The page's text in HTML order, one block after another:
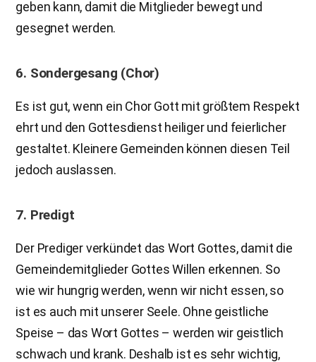
geben kann, damit die Mitglieder bewegt und
gesegnet werden.
6. Sondergesang (Chor)
Es ist gut, wenn ein Chor Gott mit größtem Respekt
ehrt und den Gottesdienst heiliger und feierlicher
gestaltet. Kleinere Gemeinden können diesen Teil
jedoch auslassen.
7. Predigt
Der Prediger verkündet das Wort Gottes, damit die
Gemeindemitglieder Gottes Willen erkennen. So
wie wir hungrig werden, wenn wir nicht essen, so
ist es auch mit unserer Seele. Ohne geistliche
Speise – das Wort Gottes – werden wir geistlich
schwach und krank. Deshalb ist es sehr wichtig,